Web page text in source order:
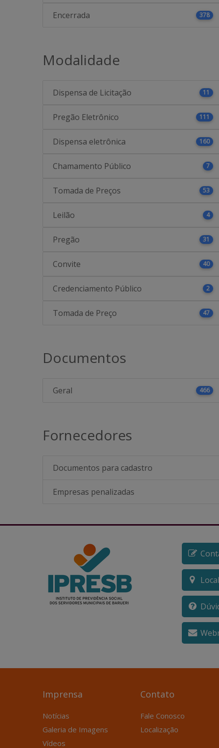
Encerrada 378
Modalidade
Dispensa de Licitação 11
Pregão Eletrônico 111
Dispensa eletrônica 160
Chamamento Público 7
Tomada de Preços 53
Leilão 4
Pregão 31
Convite 40
Credenciamento Público 2
Tomada de Preço 47
Documentos
Geral 466
Fornecedores
Documentos para cadastro
Empresas penalizadas
Imprensa
Notícias
Galeria de Imagens
Vídeos
Contato
Fale Conosco
Localização